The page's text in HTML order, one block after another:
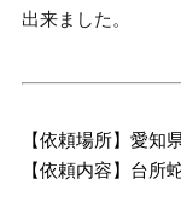
出来ました。
【依頼場所】愛知
【依頼内容】台所